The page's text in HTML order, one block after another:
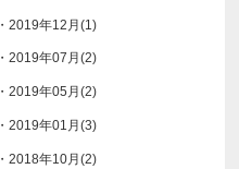
・2019年12月(1)
・2019年07月(2)
・2019年05月(2)
・2019年01月(3)
・2018年10月(2)